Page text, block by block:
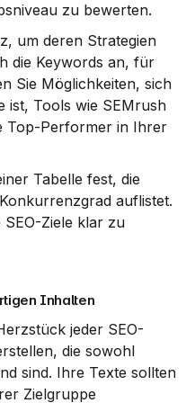
zu bewerten.
um deren Strategien
die Keywords an, für
Sie Möglichkeiten, sich
ist, Tools wie SEMrush
Top-Performer in Ihrer
Tabelle fest, die
auflistet.
Ziele klar zu
Inhalten
jeder SEO-
die sowohl
sind. Ihre Texte sollten
Zielgruppe